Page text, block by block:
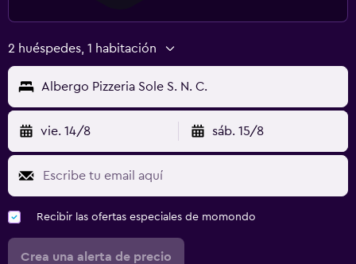
2 huéspedes, 1 habitación
Albergo Pizzeria Sole S. N. C.
vie. 14/8 sáb. 15/8
Recibir las ofertas especiales de momondo
Crea una alerta de precio